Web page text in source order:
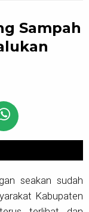
Sampah
seakan sudah
Kabupaten